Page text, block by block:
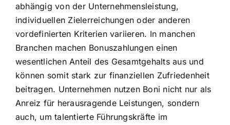
abhängig von der Unternehmensleistung,
individuellen Zielerreichungen oder anderen
vordefinierten Kriterien variieren. In manchen
Branchen machen Bonuszahlungen einen
wesentlichen Anteil des Gesamtgehalts aus und
können somit stark zur finanziellen Zufriedenheit
beitragen. Unternehmen nutzen Boni nicht nur als
Anreiz für herausragende Leistungen, sondern
auch, um talentierte Führungskräfte im